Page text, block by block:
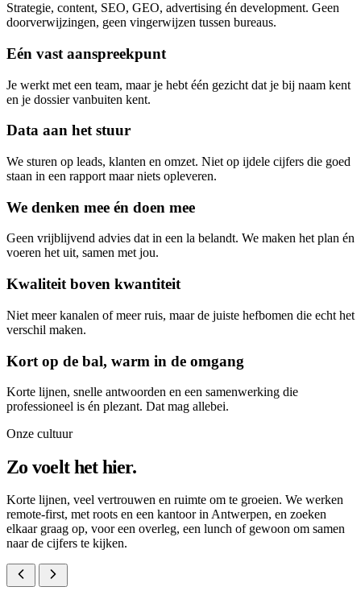
Strategie, content, SEO, GEO, advertising én development. Geen
doorverwijzingen, geen vingerwijzen tussen bureaus.
Eén vast aanspreekpunt
Je werkt met een team, maar je hebt één gezicht dat je bij naam kent
en je dossier vanbuiten kent.
Data aan het stuur
We sturen op leads, klanten en omzet. Niet op ijdele cijfers die goed
staan in een rapport maar niets opleveren.
We denken mee én doen mee
Geen vrijblijvend advies dat in een la belandt. We maken het plan én
voeren het uit, samen met jou.
Kwaliteit boven kwantiteit
Niet meer kanalen of meer ruis, maar de juiste hefbomen die echt het
verschil maken.
Kort op de bal, warm in de omgang
Korte lijnen, snelle antwoorden en een samenwerking die
professioneel is én plezant. Dat mag allebei.
Onze cultuur
Zo voelt het hier.
Korte lijnen, veel vertrouwen en ruimte om te groeien. We werken
remote-first, met roots en een kantoor in Antwerpen, en zoeken
elkaar graag op, voor een overleg, een lunch of gewoon om samen
naar de cijfers te kijken.